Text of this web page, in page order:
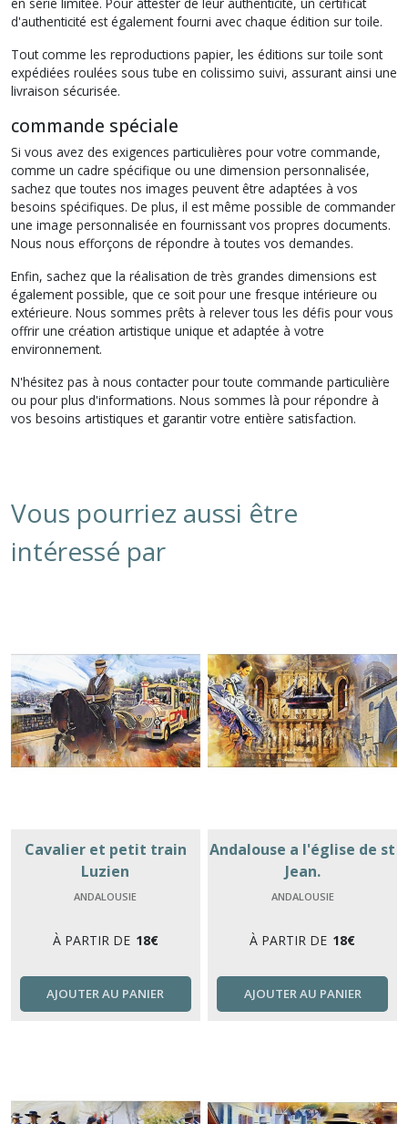
d'authenticité est également fourni avec chaque édition sur toile.
Tout comme les reproductions papier, les éditions sur toile sont
expédiées roulées sous tube en colissimo suivi, assurant ainsi une
livraison sécurisée.
commande spéciale
Si vous avez des exigences particulières pour votre commande,
comme un cadre spécifique ou une dimension personnalisée,
sachez que toutes nos images peuvent être adaptées à vos
besoins spécifiques. De plus, il est même possible de commander
une image personnalisée en fournissant vos propres documents.
Nous nous efforçons de répondre à toutes vos demandes.
Enfin, sachez que la réalisation de très grandes dimensions est
également possible, que ce soit pour une fresque intérieure ou
extérieure. Nous sommes prêts à relever tous les défis pour vous
offrir une création artistique unique et adaptée à votre
environnement.
N'hésitez pas à nous contacter pour toute commande particulière
ou pour plus d'informations. Nous sommes là pour répondre à
vos besoins artistiques et garantir votre entière satisfaction.
Vous pourriez aussi être
intéressé par
Cavalier et petit train
Luzien
ANDALOUSIE
À PARTIR DE 18€
AJOUTER AU PANIER
Andalouse a l'église de st
Jean.
ANDALOUSIE
À PARTIR DE 18€
AJOUTER AU PANIER